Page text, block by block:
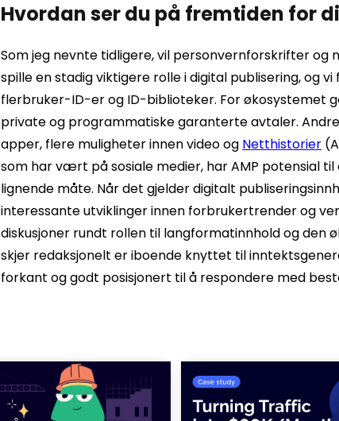
Hvordan ser du på fremtiden for
Som jeg nevnte tidligere, vil personvernforskrifter
spille en stadig viktigere rolle i digital publisering, og
flerbruker-ID-er og ID-biblioteker. For økosystemet
private og programmatiske garanterte avtaler.
apper, flere muligheter innen video og Netthistorier
som har vært på sosiale medier, har AMP potensial
lignende måte. Når det gjelder digitalt
interessante utviklinger innen forbrukertrender og
diskusjoner rundt rollen til langformatinnhold og
skjer redaksjonelt er iboende knyttet til
forkant og godt posisjonert til å respondere med